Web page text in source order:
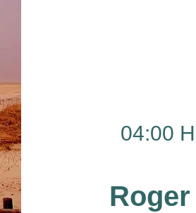
04:00